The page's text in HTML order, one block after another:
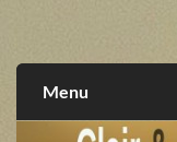
extrêmes,
Menu